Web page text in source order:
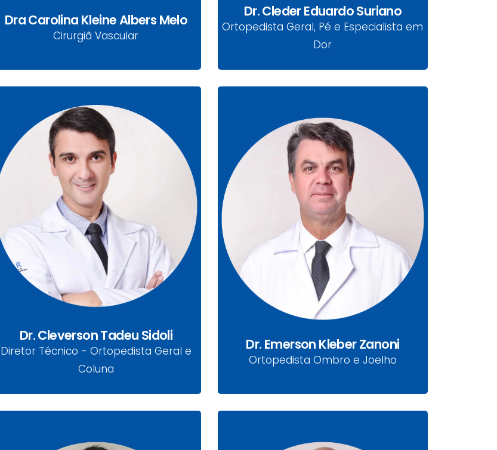
Dra Carolina Kleine Albers Melo
Cirurgiã Vascular
Dr. Cleder Eduardo Suriano
Ortopedista Geral, Pé e Especialista em
Dor
Dr. Cleverson Tadeu Sidoli
Diretor Técnico - Ortopedista Geral e
Coluna
Dr. Cleverson Tadeu Sidoli
CRM-PR 22655 | RQE 1426
Diretor Técnico - Ortopedista Geral e
Coluna
Dr. Emerson Kleber Zanoni
Ortopedista Ombro e Joelho
Dr. Emerson Kleber Zanoni
CRM-PR 15397 | RQUE 8890
Ortopedista Geral, Ombro e Joelho